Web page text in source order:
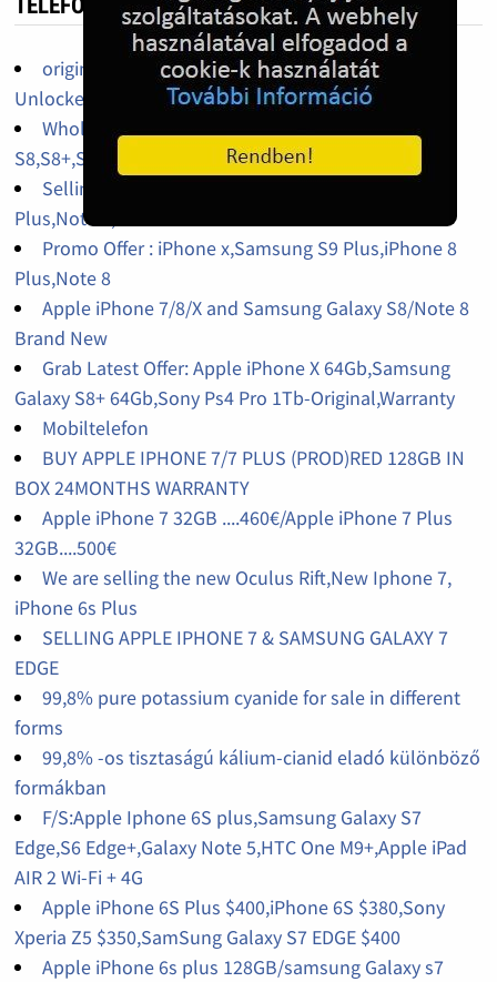
TELEFON HIRDETÉS
original iPhone 14pro,14promax,13pro factory
Unlocked
Wholesales iPhone X 64Gb,256Gb,Galaxy
S8,S8+,S9,S9+,Galaxy J7 Pro Factory Unlocked
Selling Original : Samsung S9 Plus,iPhone x,S8
Plus,Note 8,iPhone 7 Plus
Promo Offer : iPhone x,Samsung S9 Plus,iPhone 8
Plus,Note 8
Apple iPhone 7/8/X and Samsung Galaxy S8/Note 8
Brand New
Grab Latest Offer: Apple iPhone X 64Gb,Samsung
Galaxy S8+ 64Gb,Sony Ps4 Pro 1Tb-Original,Warranty
Mobiltelefon
BUY APPLE IPHONE 7/7 PLUS (PROD)RED 128GB IN
BOX 24MONTHS WARRANTY
Apple iPhone 7 32GB ....460€/Apple iPhone 7 Plus
32GB....500€
We are selling the new Oculus Rift,New Iphone 7,
iPhone 6s Plus
SELLING APPLE IPHONE 7 & SAMSUNG GALAXY 7
EDGE
99,8% pure potassium cyanide for sale in different
forms
99,8% -os tisztaságú kálium-cianid eladó különböző
formákban
F/S:Apple Iphone 6S plus,Samsung Galaxy S7
Edge,S6 Edge+,Galaxy Note 5,HTC One M9+,Apple iPad
AIR 2 Wi-Fi + 4G
Apple iPhone 6S Plus $400,iPhone 6S $380,Sony
Xperia Z5 $350,SamSung Galaxy S7 EDGE $400
Apple iPhone 6s plus 128GB/samsung Galaxy s7